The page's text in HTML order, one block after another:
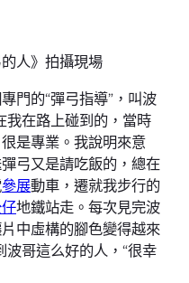
人》拍攝現場
門的“彈弓指導”，叫波
我在路上碰到的，當時
是專業。我說明來意
弓又是請吃飯的，總在
參展動車，遷就我步行的
地鐵站走。每次見完波
中虛構的腳色變得越來
哥這么好的人，“很幸